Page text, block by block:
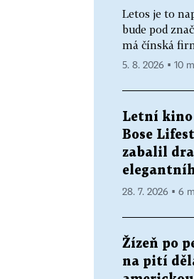
Letos je to
bude pod
má čínská
5. 8. 2026 ▪ 10
Letní kino
Bose
zabalil
28. 7. 2026 ▪ 6
Žízeň po
na pití